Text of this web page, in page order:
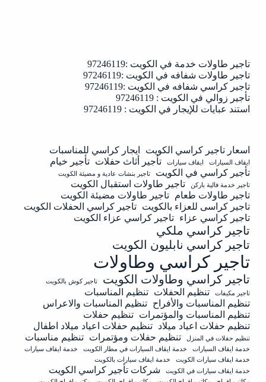
تاجير طاولات خدمة في الكويت :97246119
تاجير طاولات شفافه في الكويت :97246119
تاجير كراسي شفافه في الكويت :97246119
تأجير زوالي في الكويت : 97246119
استند عبايات للإيجار في الكويت : 97246119
اسعار تاجير كراسي الكويت ايجار كراسي للمناسبات
ايقاف السيارات ايقاف سيارات تأجير أثاث حفلات تأجير خيام
تأجير كراسي في الكويت
تاجير بنشات عادية و مضيئة الكويت
تاجير خدمة فالية باركن
تاجير طاولات استقبال الكويت
تاجير طاولات طعام تاجير طاولات مضيئة الكويت
تاجير كراسى للعزاء بالكويت تاجير كراسي الحفلات الكويت
تاجير كراسي عزاء تاجير كراسي عزاء الكويت
تاجير كراسي ملكي
تاجير كراسي نابليون الكويت
تاجير كراسي وطاولات
تاجير كراسي وطاولات الكويت
تاجير كوش بالكويت
تاجير مكيفات
تنظيم الحفلات تنظيم المناسبات
تنظيم المناسبات والأفراح تنظيم المناسبات والاعراس
تنظيم المناسبات والمؤتمرات تنظيم حفلات
تنظيم حفلات اعياد ميلاد تنظيم حفلات اعياد ميلاد اطفال
تنظيم حفلات في المنزل تنظيم حفلات ومؤتمرات تنظيم مناسبات
خدمة ايقاف السيارات خدمة ايقاف السيارات في مطار الكويت
خدمة ايقاف سيارات
خدمة ايقاف سيارات الكويت
خدمة ايقاف سيارات بالكويت
خدمة ايقاف سيارات في الكويت
شركات تأجير كراسي الكويت